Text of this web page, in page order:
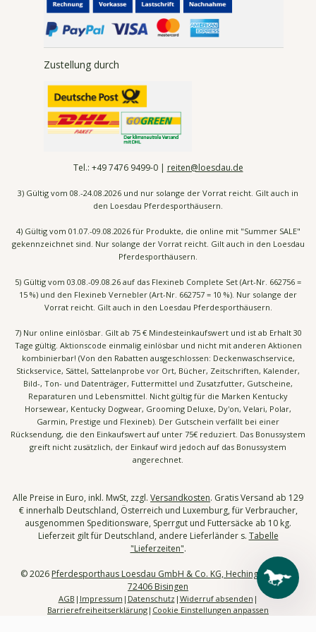
Zustellung durch
Tel.: +49 74769499-0 | reiten@loesdau.de
3) Gültig vom 08.-24.08.2026 und nur solange der Vorrat reicht. Gilt auch in
den Loesdau Pferdesporthäusern.
4) Gültig vom 01.07.-09.08.2026 für Produkte, die online mit "Summer SALE"
gekennzeichnet sind. Nur solange der Vorrat reicht. Gilt auch in den Loesdau
Pferdesporthäusern.
5) Gültig vom 03.08.-09.08.26 auf das Flexineb Complete Set (Art-Nr. 662756 =
15 %) und den Flexineb Vernebler (Art-Nr. 662757 = 10 %). Nur solange der
Vorrat reicht. Gilt auch in den Loesdau Pferdesporthäusern.
7) Nur online einlösbar. Gilt ab 75 € Mindesteinkaufswert und ist ab Erhalt 30
Tage gültig. Aktionscode einmalig einlösbar und nicht mit anderen Aktionen
kombinierbar! (Von den Rabatten ausgeschlossen: Deckenwaschservice,
Stickservice, Sättel, Sattelanprobe vor Ort, Bücher, Zeitschriften, Kalender,
Bild-, Ton- und Datenträger, Futtermittel und Zusatzfutter, Gutscheine,
Reparaturen und Lebensmittel. Nicht gültig für die Marken Kentucky
Horsewear, Kentucky Dogwear, Grooming Deluxe, Dy'on, Velari, Polar,
Garmin, Prestige und Flexineb). Der Gutschein verfällt bei einer
Rücksendung, die den Einkaufswert auf unter 75€ reduziert. Das Bonussystem
greift nicht zusätzlich, der Einkauf wird jedoch auf das Bonussystem
angerechnet.
Alle Preise in Euro, inkl. MwSt, zzgl. Versandkosten. Gratis Versand ab 129
€ innerhalb Deutschland, Österreich und Luxemburg, für Verbraucher,
ausgenommen Speditionsware, Sperrgut und Futtersäcke ab 10 kg.
Lieferzeit gilt für Deutschland, andere Lieferländer s. Tabelle
"Lieferzeiten".
© 2026 Pferdesporthaus Loesdau GmbH & Co. KG, Hechinger Str. 58,
72406 Bisingen
AGB Impressum Datenschutz Widerruf absenden
Barrierefreiheitserklärung Cookie Einstellungen anpassen